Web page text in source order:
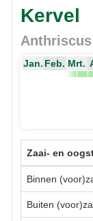
Kervel
Jan. Feb. Mrt.
Zaai- en
Binnen
Buiten